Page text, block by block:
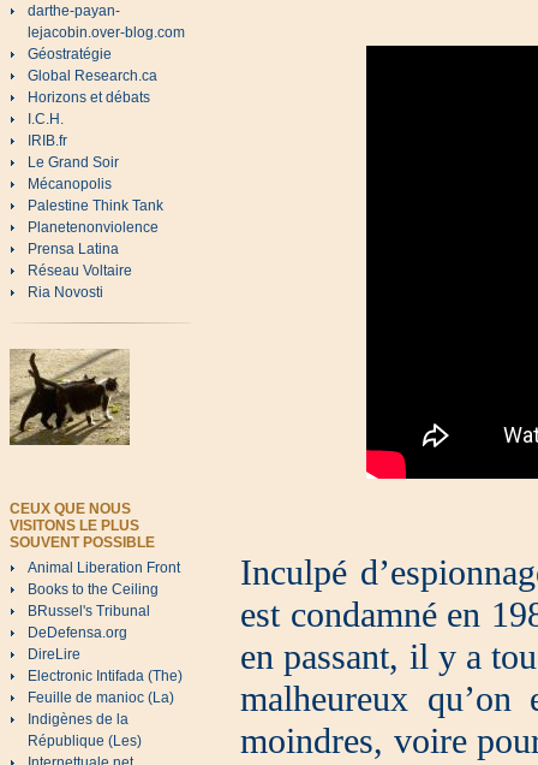
darthe-payan-
lejacobin.over-blog.com
Géostratégie
Global Research.ca
Horizons et débats
I.C.H.
IRIB.fr
Le Grand Soir
Mécanopolis
Palestine Think Tank
Planetenonviolence
Prensa Latina
Réseau Voltaire
Ria Novosti
CEUX QUE NOUS
VISITONS LE PLUS
SOUVENT POSSIBLE
Animal Liberation Front
Books to the Ceiling
BRussel's Tribunal
DeDefensa.org
DireLire
Electronic Intifada (The)
Feuille de manioc (La)
Indigènes de la
République (Les)
Inculpé
est condamné en
en passant, il y a
malheureux
moindres, voire